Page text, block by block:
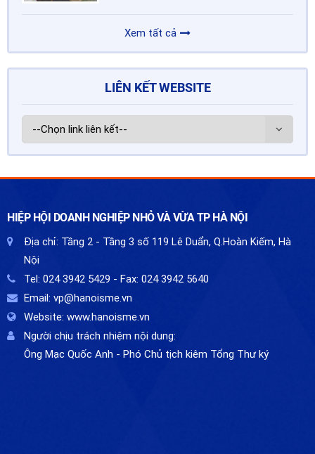
Xem tất cả
LIÊN KẾT WEBSITE
HIỆP HỘI DOANH NGHIỆP NHỎ VÀ VỪA TP HÀ NỘI
Địa chỉ: Tầng 2 - Tầng 3 số 119 Lê Duẩn, Q.Hoàn Kiếm, Hà
Nội
Tel: 024 3942 5429 - Fax: 024 3942 5640
Email: vp@hanoisme.vn
Website: www.hanoisme.vn
Người chịu trách nhiệm nội dung:
Ông Mạc Quốc Anh - Phó Chủ tịch kiêm Tổng Thư ký